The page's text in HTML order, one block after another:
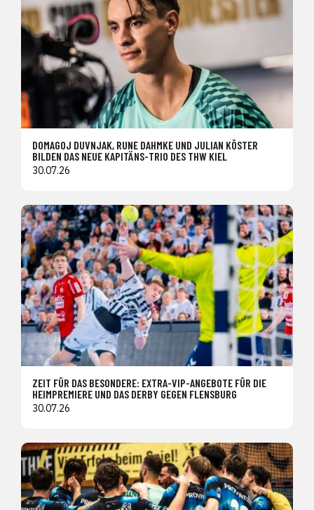
DOMAGOJ DUVNJAK, RUNE DAHMKE UND JULIAN KÖSTER
BILDEN DAS NEUE KAPITÄNS-TRIO DES THW KIEL
30.07.26
ZEIT FÜR DAS BESONDERE: EXTRA-VIP-ANGEBOTE FÜR DIE
HEIMPREMIERE UND DAS DERBY GEGEN FLENSBURG
30.07.26